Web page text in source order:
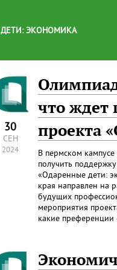
ЭКОНОМИКА
30
СЕН
2024
что ждет
проекта
В пермском
получить
«Одаренные дети:
края направлен на
будущих
мероприятия
какие преференции